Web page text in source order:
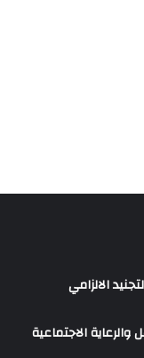
الالزامي
الاجتماعية